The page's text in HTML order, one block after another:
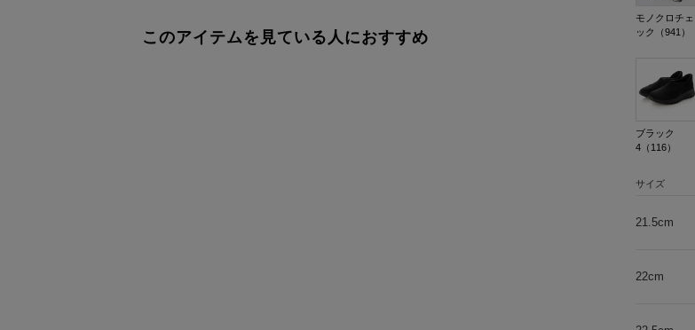
このアイテムを見ている人におすすめ
モノクロチェ
ック（941）
ブラック
4（116）
サイズ
21.5cm
22cm